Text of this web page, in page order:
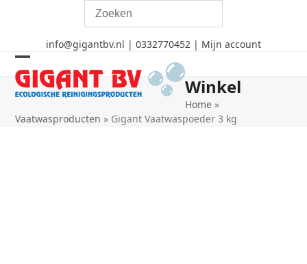
info@gigantbv.nl | 0332770452 | Mijn account
Open
mobile
menu
Close
mobile
menu
Winkel
Home »
Vaatwasproducten » Gigant Vaatwaspoeder 3 kg